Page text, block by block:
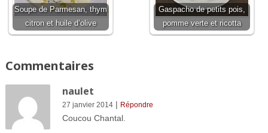
Soupe de Parmesan, thym
citron et huile d’olive
Gaspacho de petits pois,
pomme verte et ricotta
Commentaires
naulet
27 janvier 2014| Répondre
Coucou Chantal.